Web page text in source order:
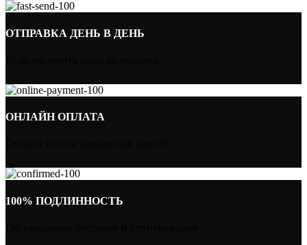
ОТПРАВКА ДЕНЬ В ДЕНЬ
ОНЛАЙН ОПЛАТА
100% ПОДЛИННОСТЬ